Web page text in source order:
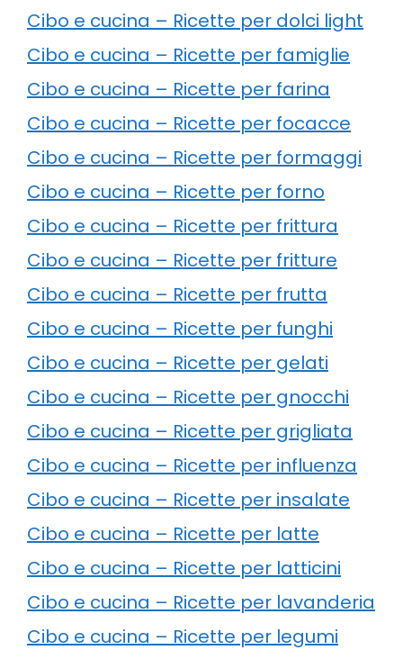
Cibo e cucina – Ricette per dolci light
Cibo e cucina – Ricette per famiglie
Cibo e cucina – Ricette per farina
Cibo e cucina – Ricette per focacce
Cibo e cucina – Ricette per formaggi
Cibo e cucina – Ricette per forno
Cibo e cucina – Ricette per frittura
Cibo e cucina – Ricette per fritture
Cibo e cucina – Ricette per frutta
Cibo e cucina – Ricette per funghi
Cibo e cucina – Ricette per gelati
Cibo e cucina – Ricette per gnocchi
Cibo e cucina – Ricette per grigliata
Cibo e cucina – Ricette per influenza
Cibo e cucina – Ricette per insalate
Cibo e cucina – Ricette per latte
Cibo e cucina – Ricette per latticini
Cibo e cucina – Ricette per lavanderia
Cibo e cucina – Ricette per legumi